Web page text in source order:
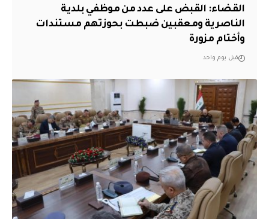
القضاء: القبض على عدد من موظفي بلدية
الناصرية ومعقبين ضبطت بحوزتهم مستندات
وأختام مزورة
قبل يوم واحد